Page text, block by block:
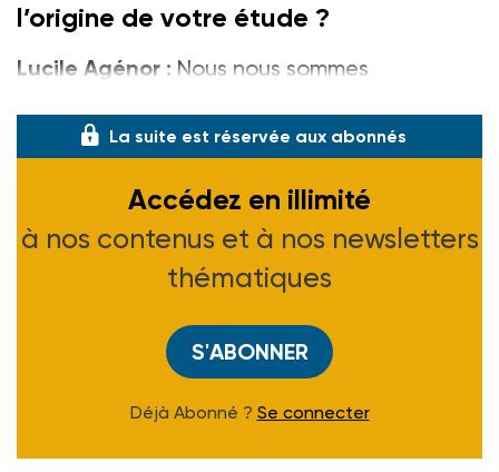
l’origine de votre étude ?
Lucile Agénor : Nous nous sommes
La suite est réservée aux abonnés
Accédez en illimité
à nos contenus et à nos newsletters
thématiques
S'ABONNER
Déjà Abonné ? Se connecter